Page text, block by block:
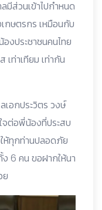
มีส่วนเข้าไปกำหนด
กษตรกร เหมือนกับ
งประชาชนคนไทย
เท่าเทียม เท่ากัน
อกประวิตร วงษ์
จต่อพี่น้องที่ประสบ
ห้ทุกท่านปลอดภัย
6 คน ขอฝากให้นา
ย